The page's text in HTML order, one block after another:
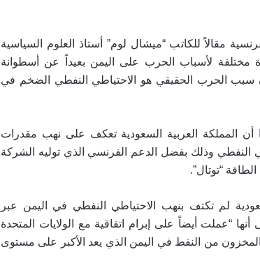
مقالاً للكاتب “ميشال لوم” أستاذ العلوم السياسية
مختلفة لأسباب الحرب على اليمن بعيداً عن أسطوانة
سبب الحرب الحقيقي هو الاحتياطي النفطي الضخم في
المملكة العربية السعودية تعكف على نهب مقدرات
النفطي وذلك بفضل الدعم الفرنسي الذي توليه الشركة
“توتال”.
لم تكتف بنهب الاحتياطي النفطي في اليمن عبر
“عملت أيضاً على إبرام اتفاقية مع الولايات المتحدة
المخزون من النفط في اليمن الذي يعد الأكبر على مستوى